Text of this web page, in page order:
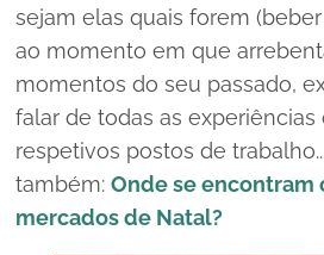
sejam elas quais forem
ao momento em que
momentos do seu passado,
falar de todas as experiências
respetivos postos de
também: Onde se encontram
mercados de Natal?